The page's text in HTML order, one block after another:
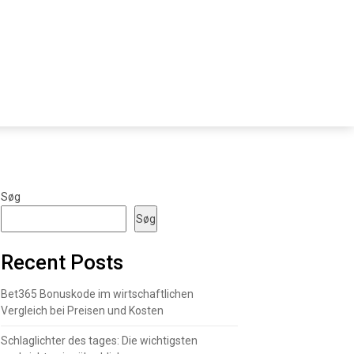
Søg
Søg
Recent Posts
Bet365 Bonuskode im wirtschaftlichen
Vergleich bei Preisen und Kosten
Schlaglichter des tages: Die wichtigsten